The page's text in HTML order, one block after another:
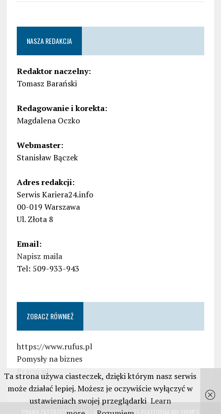
NASZA REDAKCJA
Redaktor naczelny:
Tomasz Barański
Redagowanie i korekta:
Magdalena Oczko
Webmaster:
Stanisław Bączek
Adres redakcji:
Serwis Kariera24.info
00-019 Warszawa
Ul. Złota 8
Email:
Napisz maila
Tel: 509-933-943
ZOBACZ RÓWNIEŻ
https://www.rufus.pl
Pomysły na biznes
Pracuj.pl
PRAWA ZASTRZEŻONE 2026 | MH NEWSDESK LITE PLATFORMA
Ta strona używa ciasteczek, dzięki którym nasz serwis
może działać lepiej. Możesz je oczywiście wyłączyć w
ustawieniach swojej przeglądarki Learn